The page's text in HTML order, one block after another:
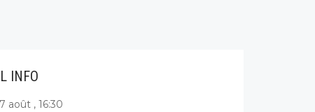
INFO
août , 16:30